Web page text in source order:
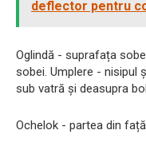
deflector pentru
Oglindă - suprafața
sobei. Umplere - nisipul
sub vatră și deasupra
Ochelok - partea din